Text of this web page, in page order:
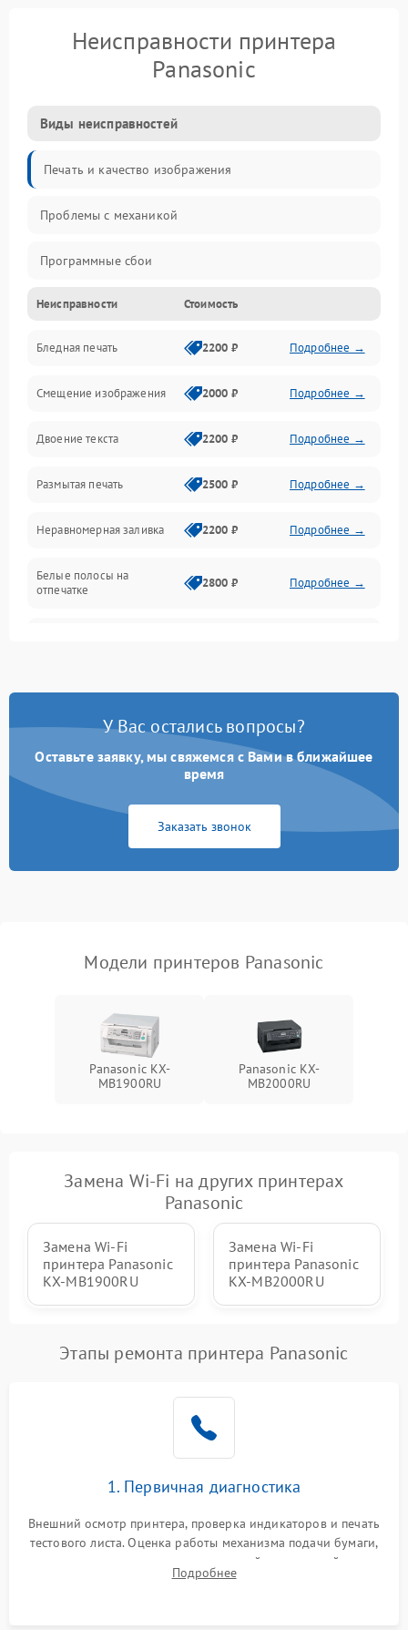
Неисправности принтера
Panasonic
Виды неисправностей
Печать и качество изображения
Проблемы с механикой
Программные сбои
Программные ошибки
Картриджи и расходники
Механика и узлы
Подключение и интерфейсы
Панель управления и индикация
Режим работы
Питание и запуск
Неисправности Стоимость
Бледная печать 2200 ₽ Подробнее →
Смещение изображения 2000 ₽ Подробнее →
Двоение текста 2200 ₽ Подробнее →
Размытая печать 2500 ₽ Подробнее →
Неравномерная заливка 2200 ₽ Подробнее →
Белые полосы на
отпечатке
2800 ₽ Подробнее →
У Вас остались вопросы?
Оставьте заявку, мы свяжемся с Вами в ближайшее
время
Заказать звонок
Модели принтеров Panasonic
Panasonic KX-
MB1900RU
Panasonic KX-
MB2000RU
Замена Wi-Fi на других принтерах
Panasonic
Замена Wi-Fi
принтера Panasonic
KX-MB1900RU
Замена Wi-Fi
принтера Panasonic
KX-MB2000RU
Этапы ремонта принтера Panasonic
1. Первичная диагностика
Внешний осмотр принтера, проверка индикаторов и печать
тестового листа. Оценка работы механизма подачи бумаги,
выявление посторонних шумов, замятий и первичный анализ
дефектов печати (полосы, фон, пробелы).
Подробнее